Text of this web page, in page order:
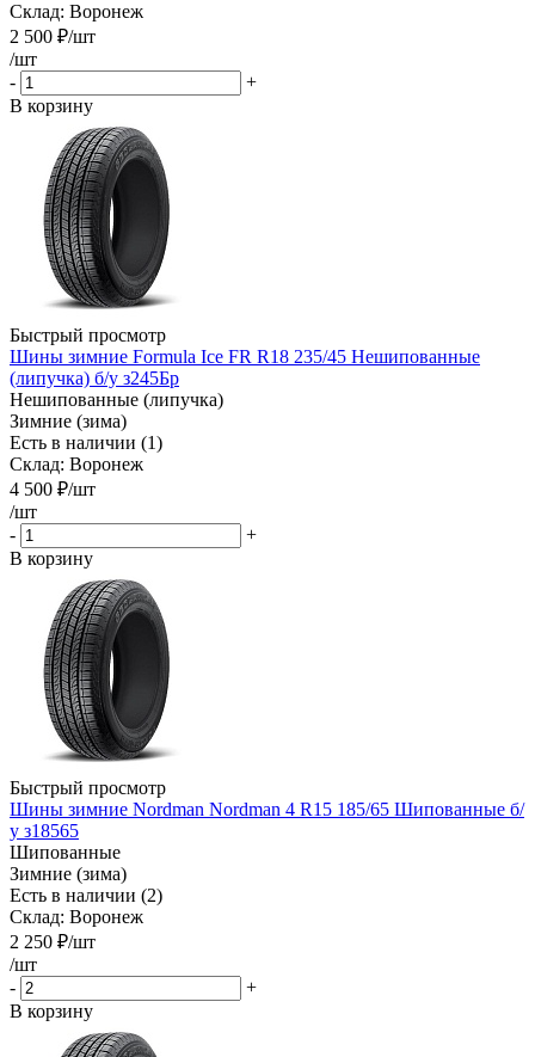
Склад: Воронеж
2 500 ₽/шт
/шт
-
+
В корзину
Быстрый просмотр
Шины зимние Formula Ice FR R18 235/45 Нешипованные
(липучка) б/у з245Бр
Нешипованные (липучка)
Зимние (зима)
Есть в наличии (1)
Склад: Воронеж
4 500 ₽/шт
/шт
-
+
В корзину
Быстрый просмотр
Шины зимние Nordman Nordman 4 R15 185/65 Шипованные б/
у з18565
Шипованные
Зимние (зима)
Есть в наличии (2)
Склад: Воронеж
2 250 ₽/шт
/шт
-
+
В корзину